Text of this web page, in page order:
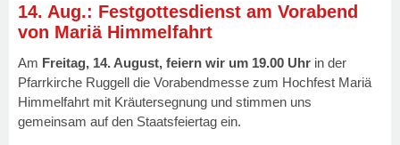
14. Aug.: Festgottesdienst am Vorabend
von Mariä Himmelfahrt
Am Freitag, 14. August, feiern wir um 19.00 Uhr in der
Pfarrkirche Ruggell die Vorabendmesse zum Hochfest Mariä
Himmelfahrt mit Kräutersegnung und stimmen uns
gemeinsam auf den Staatsfeiertag ein.